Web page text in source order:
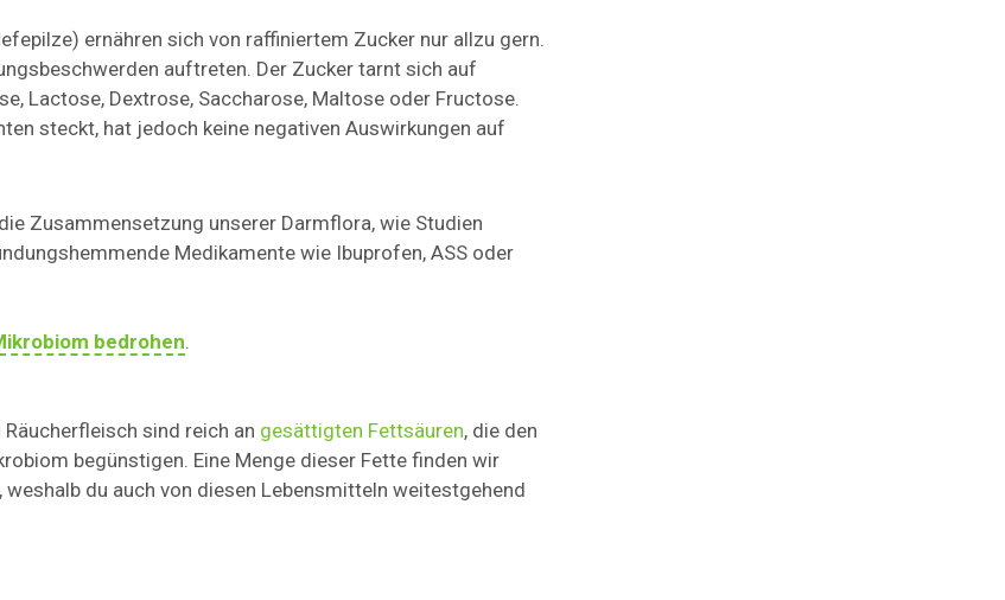
ernähren sich von raffiniertem Zucker nur allzu gern.
auftreten. Der Zucker tarnt sich auf
Lactose, Dextrose, Saccharose, Maltose oder Fructose.
steckt, hat jedoch keine negativen Auswirkungen auf
Zusammensetzung unserer Darmflora, wie Studien
Medikamente wie Ibuprofen, ASS oder
bedrohen.
Räucherfleisch sind reich an gesättigten Fettsäuren, die den
begünstigen. Eine Menge dieser Fette finden wir
du auch von diesen Lebensmitteln weitestgehend